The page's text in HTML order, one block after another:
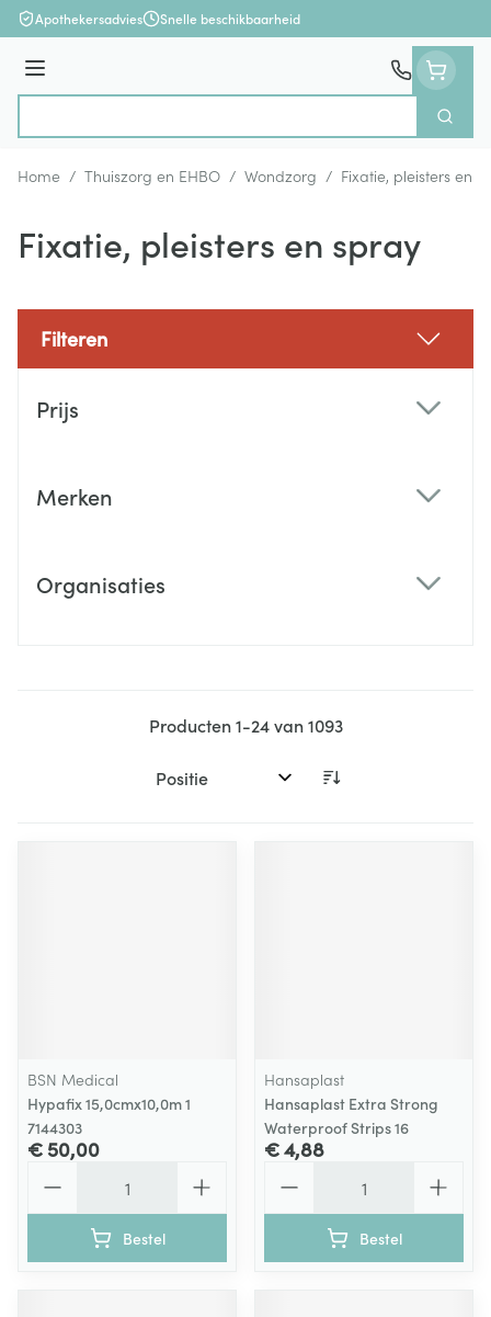
Ga naar de inhoud
Apothekersadvies Snelle beschikbaarheid
Menu
Zoek
Home / Thuiszorg en EHBO / Wondzorg / Fixatie, pleisters en
Fixatie, pleisters en spray
Filteren
Prijs
Merken
Organisaties
Producten1-24van1093
Sorteer op:
BSN Medical
Hypafix 15,0cmx10,0m 1
7144303
€ 50,00
Bestel
Hansaplast
Hansaplast Extra Strong
Waterproof Strips 16
€ 4,88
Bestel